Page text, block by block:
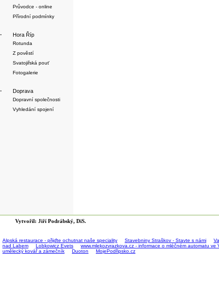
Průvodce - online
Přírodní podmínky
· Hora Říp
Rotunda
Z pověstí
Svatojiřská pouť
Fotogalerie
· Doprava
Dopravní společnosti
Vyhledání spojení
Vytvořil: Jiří Podrábský, DiS.
Alpská restaurace - přijďte ochutnat naše speciality Stavebniny Straškov - Stavte s námi
nad Labem
Lobkowicz Evets
www.mlekozvrazkova.cz - informace o mléčném automatu
umělecký kovář a zámečník
Duoton MojePodřipsko.cz